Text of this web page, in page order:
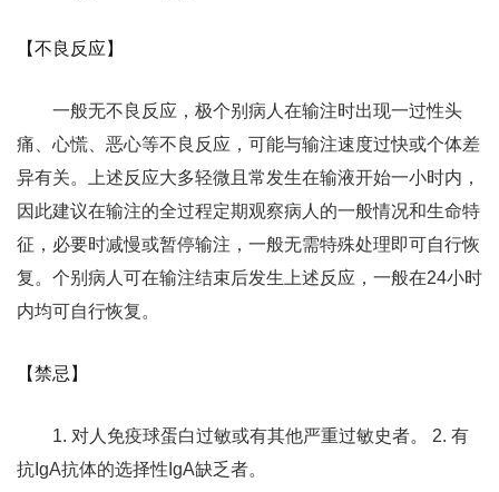
【不良反应】
一般无不良反应，极个别病人在输注时出现一过性头
痛、心慌、恶心等不良反应，可能与输注速度过快或个体差
异有关。上述反应大多轻微且常发生在输液开始一小时内，
因此建议在输注的全过程定期观察病人的一般情况和生命特
征，必要时减慢或暂停输注，一般无需特殊处理即可自行恢
复。个别病人可在输注结束后发生上述反应，一般在24小时
内均可自行恢复。
【禁忌】
1. 对人免疫球蛋白过敏或有其他严重过敏史者。 2. 有
抗IgA抗体的选择性IgA缺乏者。